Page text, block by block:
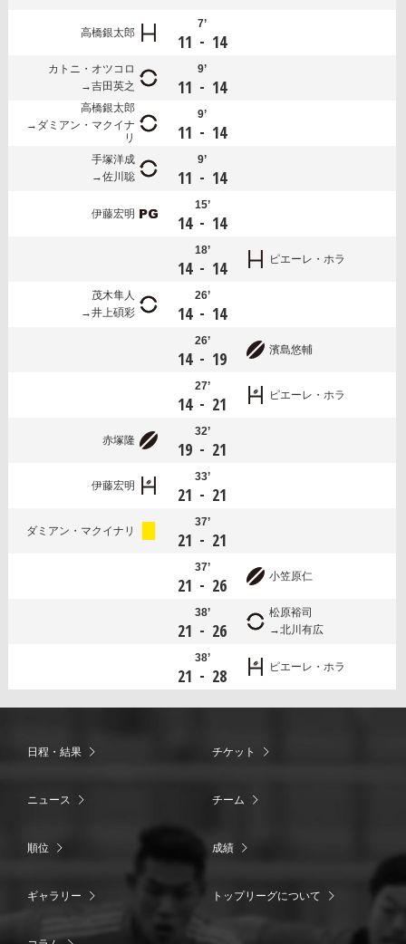
高橋銀太郎
7’
11 - 14
カトニ・オツコロ
吉田英之
9’
11 - 14
高橋銀太郎
ダミアン・マクイナ
リ
9’
11 - 14
手塚洋成
佐川聡
9’
11 - 14
伊藤宏明
15’
14 - 14
18’
14 - 14 ピエーレ・ホラ
茂木隼人
井上碩彩
26’
14 - 14
26’
14 - 19 濱島悠輔
27’
14 - 21 ピエーレ・ホラ
赤塚隆
32’
19 - 21
伊藤宏明
33’
21 - 21
ダミアン・マクイナリ
37’
21 - 21
37’
21 - 26 小笠原仁
38’
21 - 26
松原裕司
北川有広
38’
21 - 28 ピエーレ・ホラ
日程・結果 チケット
ニュース チーム
順位 成績
ギャラリー トップリーグについて